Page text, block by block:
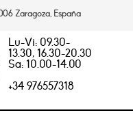
Zaragoza, España
Lu-Vi: 09.30-
13.30, 16.30-20.30
Sa: 10.00-14.00
+34 976557318